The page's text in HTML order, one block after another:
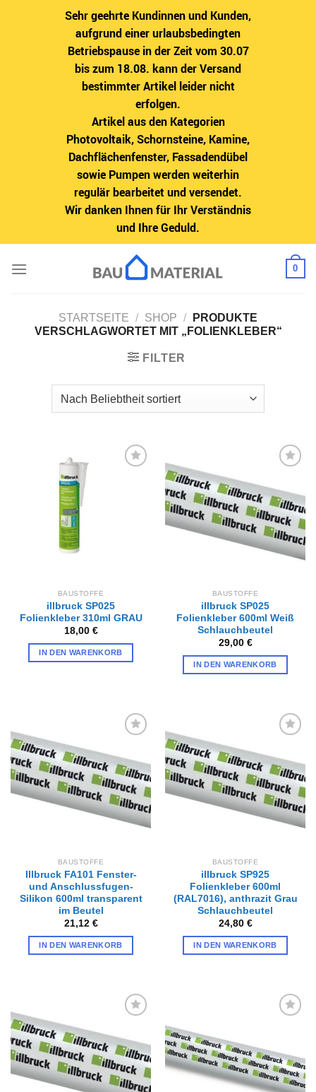
Sehr geehrte Kundinnen und Kunden,
aufgrund einer urlaubsbedingten
Betriebspause in der Zeit vom 30.07
bis zum 18.08. kann der Versand
bestimmter Artikel leider nicht
erfolgen.
Artikel aus den Kategorien
Photovoltaik, Schornsteine, Kamine,
Dachflächenfenster, Fassadendübel
sowie Pumpen werden weiterhin
regulär bearbeitet und versendet.
Wir danken Ihnen für Ihr Verständnis
und Ihre Geduld.
Inhalt
0
STARTSEITE / SHOP /
PRODUKTE
VERSCHLAGWORTET MIT „FOLIENKLEBER“
FILTER
BAUSTOFFE
illbruck SP025
Folienkleber 310ml GRAU
18,00 €
IN DEN WARENKORB
Wunschliste
hinzufügen
BAUSTOFFE
illbruck SP025
Folienkleber 600ml Weiß
Schlauchbeutel
29,00 €
IN DEN WARENKORB
Wunschliste
hinzufügen
BAUSTOFFE
Illbruck FA101 Fenster-
und Anschlussfugen-
Silikon 600ml transparent
im Beutel
21,12 €
IN DEN WARENKORB
Wunschliste
hinzufügen
BAUSTOFFE
illbruck SP925
Folienkleber 600ml
(RAL7016), anthrazit Grau
Schlauchbeutel
24,80 €
IN DEN WARENKORB
Wunschliste
hinzufügen
hinzufügen